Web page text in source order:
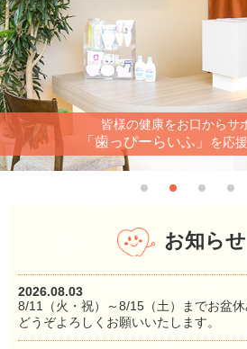
皆様の健康をお口からサ
「歯っぴーらいふ」 を応
お知らせ
2026.08.03
8/11（火・祝）～8/15（土）までお盆休
どうぞよろしくお願いいたします。